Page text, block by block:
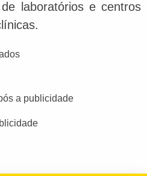
laboratórios e centros
a publicidade